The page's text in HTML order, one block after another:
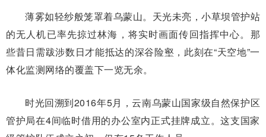
薄雾如轻纱般笼罩着乌蒙山。天光未亮，小草坝管护站
的无人机已率先掠过林海，将实时画面传回指挥中心。那
些昔日需跋涉数日才能抵达的深谷险壑，此刻在“天空地”一
体化监测网络的覆盖下一览无余。
时光回溯到2016年5月，云南乌蒙山国家级自然保护区
管护局在4间临时借用的办公室内正式挂牌成立。这支国家